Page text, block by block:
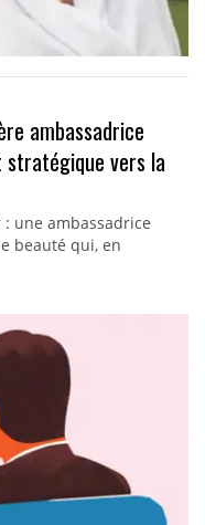
ambassadrice
stratégique vers la
: une ambassadrice
beauté qui, en